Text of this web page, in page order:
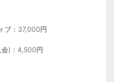
：37,000円
)：4,500円